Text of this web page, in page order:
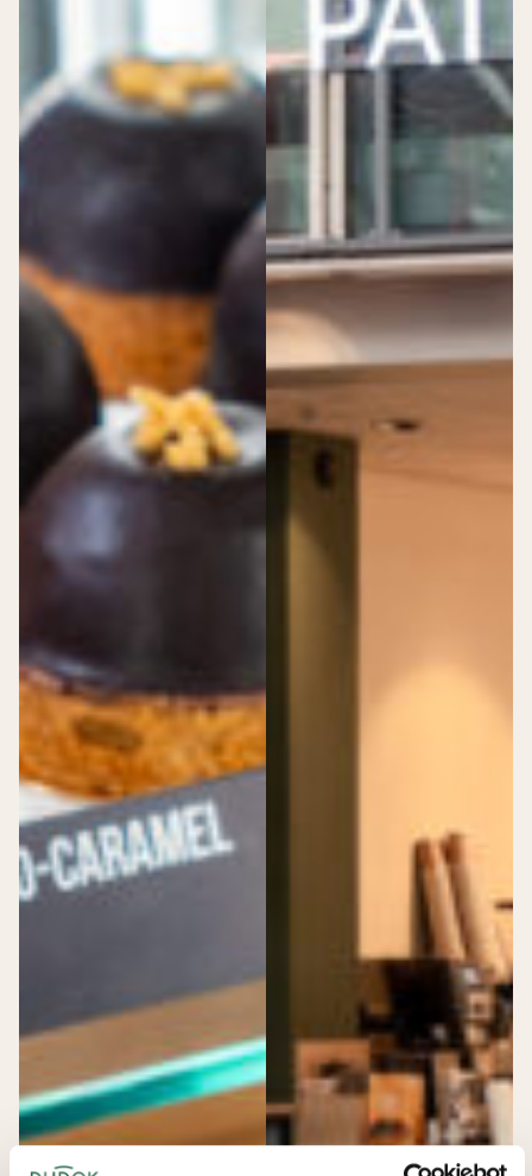
Dudok Patisserie Den Haag CS
Dudok Patisserie Arnhem
Dudok Patisserie Berkel en Rodenrijs
Dudok Patisserie Den Haag Hofweg
Dudok Patisserie Rotterdam Meent
>
Dudok Vacatures
Zit er iets bij voor jou?
Leerling Kok – Dudok Rotterdam
Locatiemanager – regio Den Haag
Zelfstandig werkend kok – Dudok Rotterdam
Medewerker horeca – Dudok Rotterdam
Meewerkstage Sales
>
Dudok Academy
Dudok Verhalen
>
Dudok Verhalen
Medewerkers aan het woord
Farzaana, Operationeel Manager
Jordy, Horeca medewerker
Lise’s Dudok-verhaal